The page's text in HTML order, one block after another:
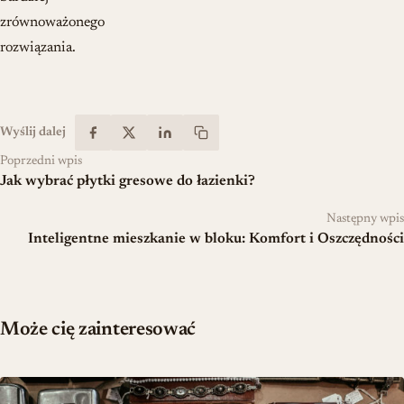
zrównoważonego
rozwiązania.
Wyślij dalej
Poprzedni wpis
Jak wybrać płytki gresowe do łazienki?
Następny wpis
Inteligentne mieszkanie w bloku: Komfort i Oszczędności
Może cię zainteresować
Teoria biżuterii w dekoracji — jak budować osobisty styl wnętrza